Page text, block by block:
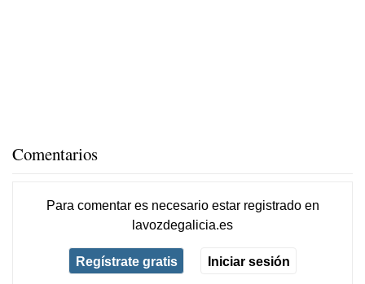
Comentarios
Para comentar es necesario estar registradoen
lavozdegalicia.es
Regístrate gratis Iniciar sesión